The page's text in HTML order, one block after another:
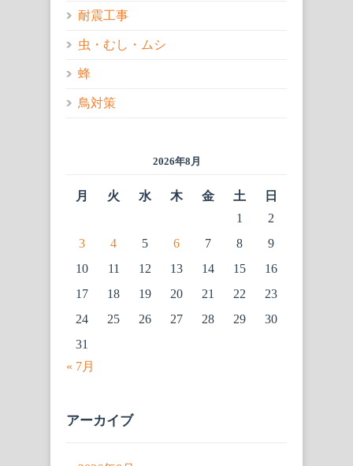
耐震工事
虫・むし・ムシ
蜂
鳥対策
2026年8月
月 火 水 木 金 土
日
1
2
3
4 5 6 7 8
9
10
11 12 13 14 15
16
17
18 19 20 21 22
23
24
25 26 27 28 29
30
31
« 7月
アーカイブ